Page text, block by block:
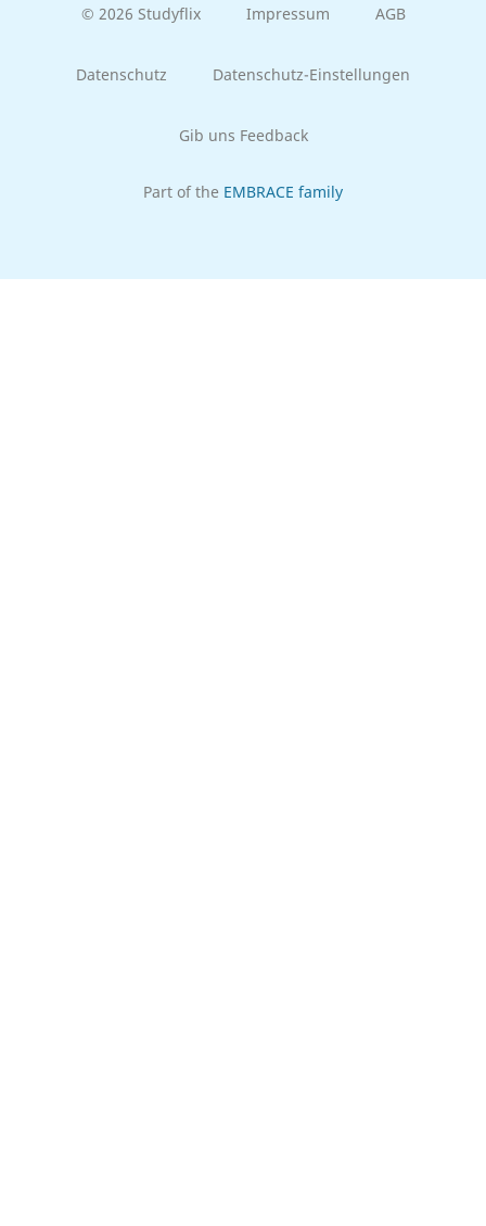
© 2026 Studyflix Impressum AGB
Datenschutz Datenschutz-Einstellungen
Gib uns Feedback
Part of the EMBRACE family